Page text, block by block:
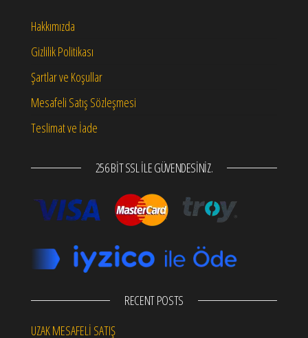
Hakkımızda
Gizlilik Politikası
Şartlar ve Koşullar
Mesafeli Satış Sözleşmesi
Teslimat ve İade
256 BIT SSL ILE GÜVENDESINIZ.
RECENT POSTS
UZAK MESAFELİ SATIŞ